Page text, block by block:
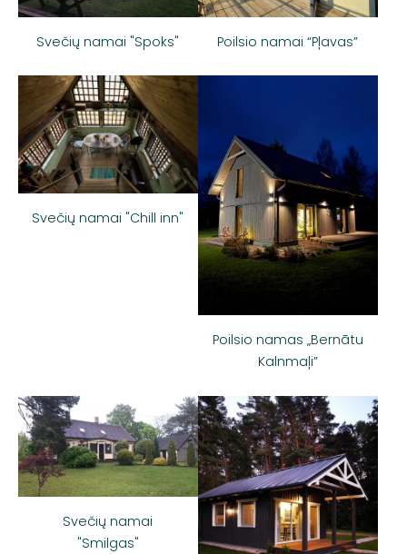
Svečių namai "Spoks" Poilsio namai “Pļavas”
Svečių namai "Chill inn"
Poilsio namas „Bernātu
Kalnmaļi”
Svečių namai
"Smilgas"